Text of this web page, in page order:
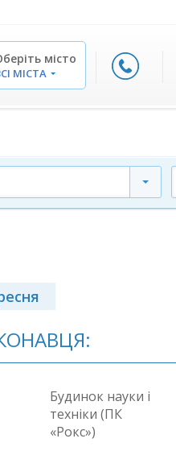
місто
МІСТА
Будинок науки і
техніки (ПК
«Рокс»)